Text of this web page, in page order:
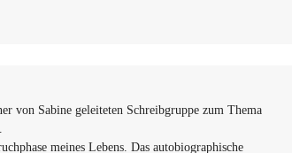
von Sabine geleiteten Schreibgruppe zum Thema
meines Lebens. Das autobiographische